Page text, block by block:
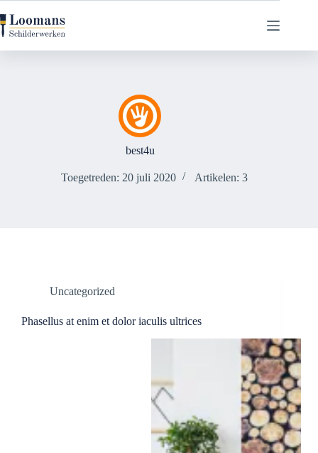
naar
de
best4u
Toegetreden: 20 juli 2020 Artikelen: 3
Uncategorized
Phasellus at enim et dolor iaculis ultrices